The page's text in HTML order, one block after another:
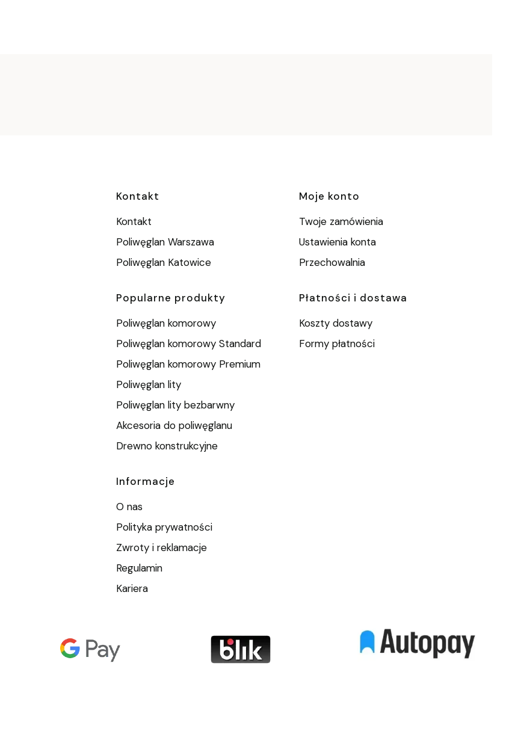
Linki w stopce
Kontakt
Kontakt
Poliwęglan Warszawa
Poliwęglan Katowice
Moje konto
Twoje zamówienia
Ustawienia konta
Przechowalnia
Popularne produkty
Poliwęglan komorowy
Poliwęglan komorowy Standard
Poliwęglan komorowy Premium
Poliwęglan lity
Poliwęglan lity bezbarwny
Akcesoria do poliwęglanu
Drewno konstrukcyjne
Płatności i dostawa
Koszty dostawy
Formy płatności
Informacje
O nas
Polityka prywatności
Zwroty i reklamacje
Regulamin
Kariera